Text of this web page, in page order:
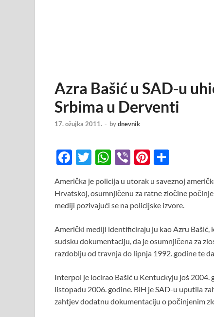
Azra Bašić u SAD-u
Srbima u Derventi
17. ožujka 2011. - bydnevnik
F
ac
e
b
o
k
T
itt
er
W
at
s
p
p
Vi
er
Pi
er
es
ar
e
Američka je policija u utorak u saveznoj
Hrvatskoj, osumnjičenu za ratne zločine
mediji pozivajući se na policijske izvore.
Američki mediji identificiraju ju kao Azru Bašić,
sudsku dokumentaciju, da je osumnjičena za
razdoblju od travnja do lipnja 1992. godine te
Interpol je locirao Bašić u Kentuckyju još 2004.
listopadu 2006. godine. BiH je SAD-u uputila
zahtjev dodatnu dokumentaciju o počinjenim